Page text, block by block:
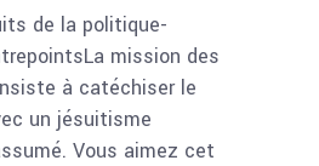
de la politique-
mission des
à catéchiser le
un jésuitisme
Vous aimez cet